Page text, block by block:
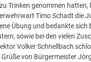
Trinken genommen hatten,
Timo Schadt die
Übung und bedankte sich
sowie bei den vielen
Volker Schnellbach
von Bürgermeister